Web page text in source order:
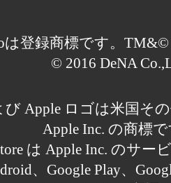
登録商標です。TM&©
© 2016 DeNA
び Apple ロゴは米国そ
Apple Inc. の商標
は Apple Inc. のサー
、Google Play、